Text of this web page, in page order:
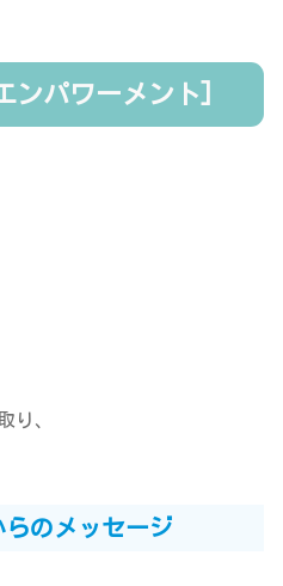
パワーメント]
り、
のメッセージ